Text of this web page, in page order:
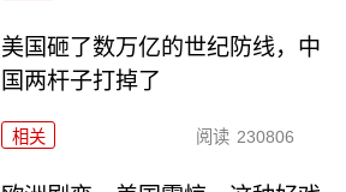
美国砸了数万亿的世纪防线，中
国两杆子打掉了
相关 阅读 230806